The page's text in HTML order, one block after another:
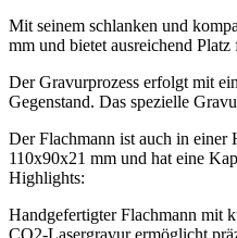
Mit seinem schlanken und
mm und bietet ausreichend
Der Gravurprozess erfolgt mit
Gegenstand. Das spezielle
Der Flachmann ist auch in
110x90x21 mm und hat eine
Highlights:
Handgefertigter Flachmann mit